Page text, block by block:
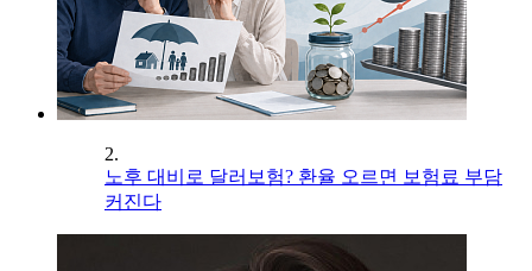
2.
노후 대비로 달러보험? 환율 오르면 보험료 부담
커진다